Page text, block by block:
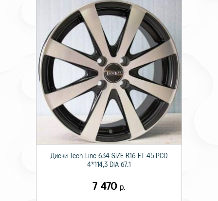
Диски Tech-Line 634 SIZE R16 ET 45 PCD
4*114,3 DIA 67.1
7 470 р.